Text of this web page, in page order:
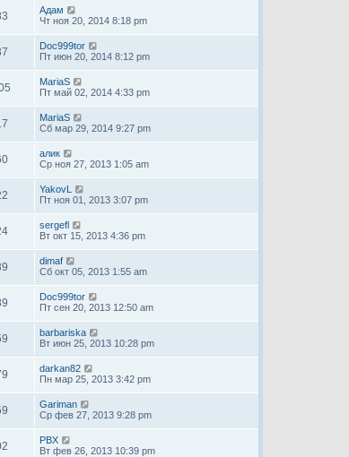
Адам
Чт ноя 20, 2014 8:18 pm
Doc999tor
Пт июн 20, 2014 8:12 pm
MariaS
Пт май 02, 2014 4:33 pm
MariaS
Сб мар 29, 2014 9:27 pm
алик
Ср ноя 27, 2013 1:05 am
YakovL
Пт ноя 01, 2013 3:07 pm
sergefl
Вт окт 15, 2013 4:36 pm
dimaf
Сб окт 05, 2013 1:55 am
Doc999tor
Пт сен 20, 2013 12:50 am
barbariska
Вт июн 25, 2013 10:28 pm
darkan82
Пн мар 25, 2013 3:42 pm
Gariman
Ср фев 27, 2013 9:28 pm
PBX
Вт фев 26, 2013 10:39 pm